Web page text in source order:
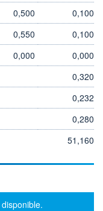
0,500
0,100
0,550
0,100
0,000
0,000
0,320
0,232
0,280
51,160